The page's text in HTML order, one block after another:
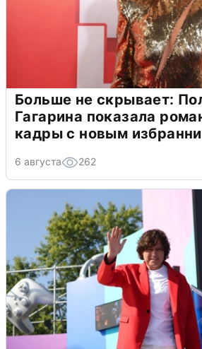
Больше не скрывает:
Гагарина показала
кадры с новым
6 августа 262